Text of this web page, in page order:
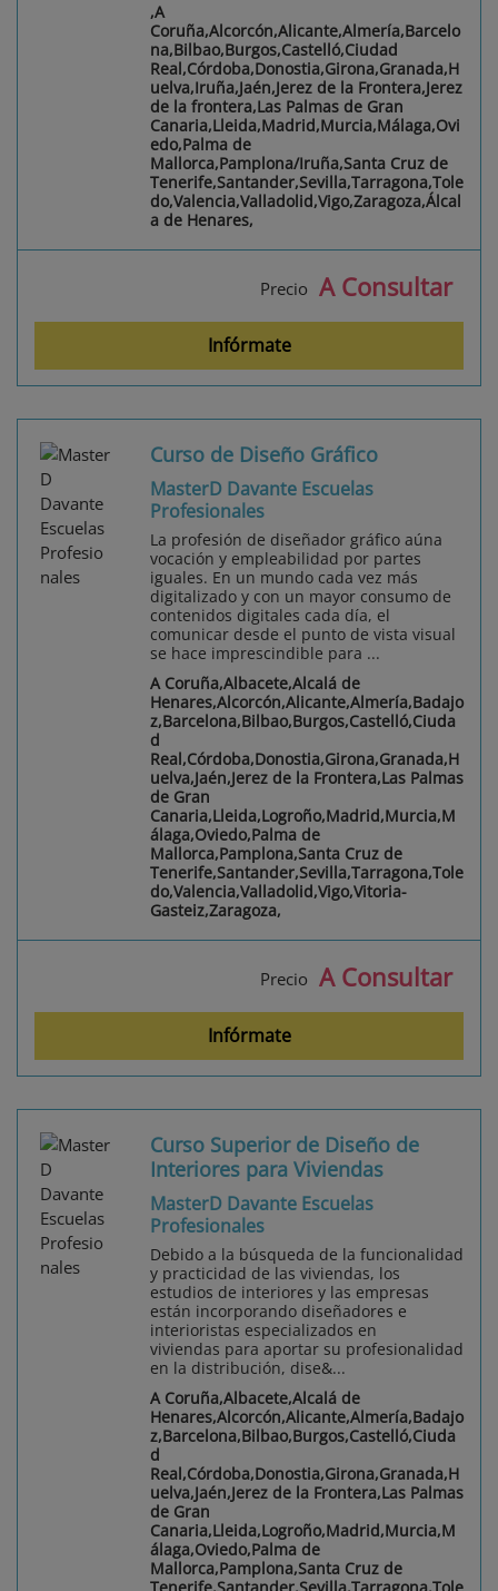
,A
Coruña,Alcorcón,Alicante,Almería,Barcelo
na,Bilbao,Burgos,Castelló,Ciudad
Real,Córdoba,Donostia,Girona,Granada,H
uelva,Iruña,Jaén,Jerez de la Frontera,Jerez
de la frontera,Las Palmas de Gran
Canaria,Lleida,Madrid,Murcia,Málaga,Ovi
edo,Palma de
Mallorca,Pamplona/Iruña,Santa Cruz de
Tenerife,Santander,Sevilla,Tarragona,Tole
do,Valencia,Valladolid,Vigo,Zaragoza,Álcal
a de Henares,
Precio A Consultar
Infórmate
Curso de Diseño Gráfico
MasterD Davante Escuelas
Profesionales
La profesión de diseñador gráfico aúna
vocación y empleabilidad por partes
iguales. En un mundo cada vez más
digitalizado y con un mayor consumo de
contenidos digitales cada día, el
comunicar desde el punto de vista visual
se hace imprescindible para ...
A Coruña,Albacete,Alcalá de
Henares,Alcorcón,Alicante,Almería,Badajo
z,Barcelona,Bilbao,Burgos,Castelló,Ciuda
d
Real,Córdoba,Donostia,Girona,Granada,H
uelva,Jaén,Jerez de la Frontera,Las Palmas
de Gran
Canaria,Lleida,Logroño,Madrid,Murcia,M
álaga,Oviedo,Palma de
Mallorca,Pamplona,Santa Cruz de
Tenerife,Santander,Sevilla,Tarragona,Tole
do,Valencia,Valladolid,Vigo,Vitoria-
Gasteiz,Zaragoza,
Precio A Consultar
Infórmate
Curso Superior de Diseño de
Interiores para Viviendas
MasterD Davante Escuelas
Profesionales
Debido a la búsqueda de la funcionalidad
y practicidad de las viviendas, los
estudios de interiores y las empresas
están incorporando diseñadores e
interioristas especializados en
viviendas para aportar su profesionalidad
en la distribución, dise&...
A Coruña,Albacete,Alcalá de
Henares,Alcorcón,Alicante,Almería,Badajo
z,Barcelona,Bilbao,Burgos,Castelló,Ciuda
d
Real,Córdoba,Donostia,Girona,Granada,H
uelva,Jaén,Jerez de la Frontera,Las Palmas
de Gran
Canaria,Lleida,Logroño,Madrid,Murcia,M
álaga,Oviedo,Palma de
Mallorca,Pamplona,Santa Cruz de